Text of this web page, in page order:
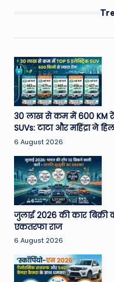
30 लाख से कम में 600 KM
SUVs: टाटा और महिंद्रा ने
6 August 2026
जुलाई 2026 की कार बिक्री
एकतरफा राज
6 August 2026